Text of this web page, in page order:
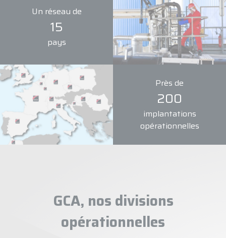
Un réseau de
15
pays
Près de
200
implantations
opérationnelles
GCA, nos divisions
opérationnelles